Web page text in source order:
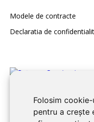
Folosim
pentru a crește
Modele de contracte
Declaratia de